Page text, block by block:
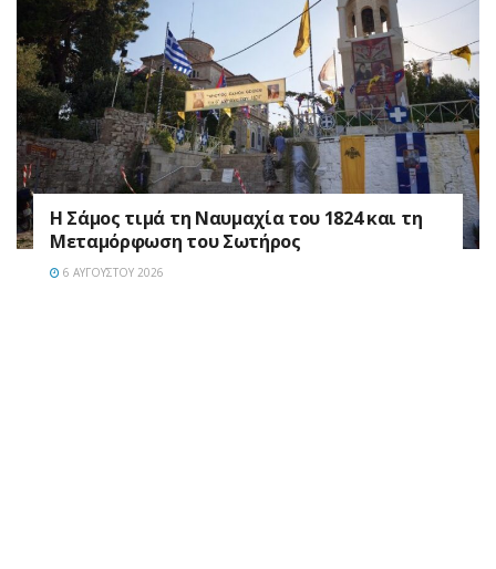
Η Σάμος τιμά τη Ναυμαχία του 1824 και τη
Μεταμόρφωση του Σωτήρος
6 ΑΥΓΟΎΣΤΟΥ 2026